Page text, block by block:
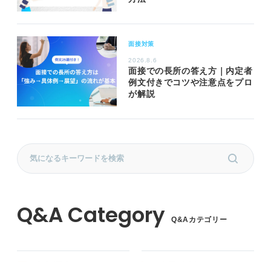
面接対策
2026.8.6
面接での長所の答え方｜内定者
例文付きでコツや注意点をプロ
が解説
Q&Aカテゴリー